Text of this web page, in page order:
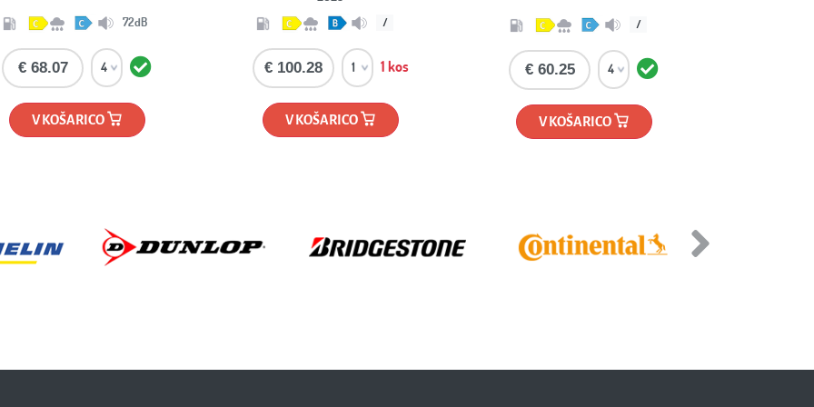
/
€ 100.28 1 kos
V KOŠARICO
€ 60.25
V KOŠARICO
€ 74.90
V KOŠARICO
Next